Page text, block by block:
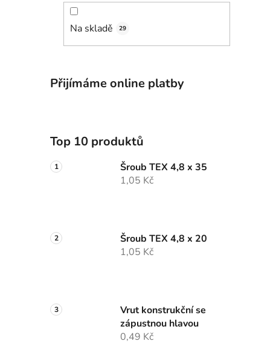
Na skladě 29
Přijímáme online platby
Top 10 produktů
Šroub TEX 4,8 x 35
1,05 Kč
Šroub TEX 4,8 x 20
1,05 Kč
Vrut konstrukční se
zápustnou hlavou
0,49 Kč